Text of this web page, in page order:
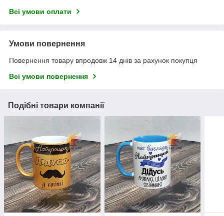
Всі умови оплати
Умови повернення
Повернення товару впродовж 14 днів за рахунок покупця
Всі умови повернення
Подібні товари компанії